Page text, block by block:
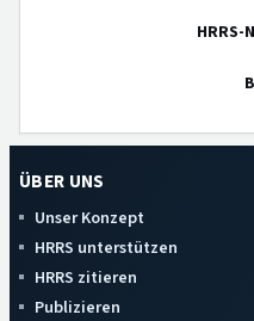
HRRS-
ÜBER UNS
Unser Konzept
HRRS unterstützen
HRRS zitieren
Publizieren